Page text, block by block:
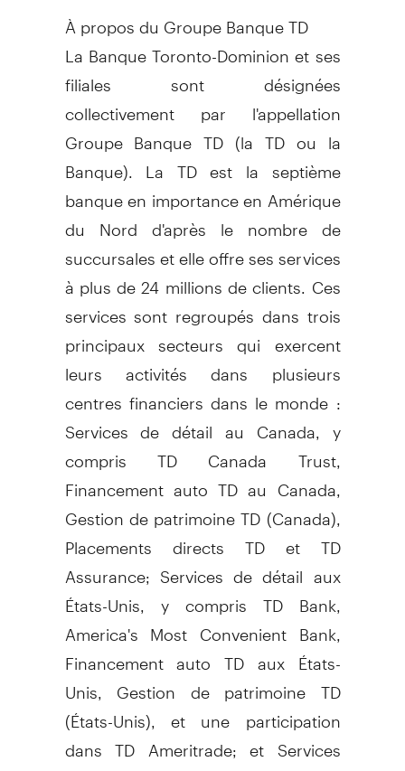
À propos du Groupe Banque TD
La Banque Toronto-Dominion et ses
filiales sont désignées
collectivement par l'appellation
Groupe Banque TD (la TD ou la
Banque). La TD est la septième
banque en importance en Amérique
du Nord d'après le nombre de
succursales et elle offre ses services
à plus de 24 millions de clients. Ces
services sont regroupés dans trois
principaux secteurs qui exercent
leurs activités dans plusieurs
centres financiers dans le monde :
Services de détail au Canada , y
compris TD Canada Trust,
Financement auto TD au Canada
Gestion depatrimoine TD (Canada),
Placements directs TD et TD
Assurance; Services de détail aux
États-Unis, y compris TD Bank,
America's Most Convenient Bank,
Financement auto TD aux États-
Unis, Gestion depatrimoine TD
(États-Unis), et une participation
dans TD Ameritrade; et Services